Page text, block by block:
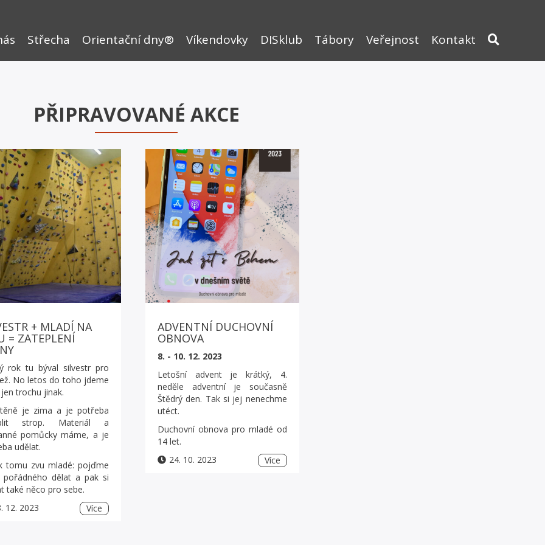
Střecha Orientační dny® Víkendovky DISklub Tábory Veřejnost Kontakt
PŘIPRAVOVANÉ AKCE
+ MLADÍ NA
= ZATEPLENÍ
rok tu býval silvestr pro
No letos do toho jdeme
trochu jinak.
je zima a je potřeba
strop. Materiál a
pomůcky máme, a je
udělat.
tomu zvu mladé: pojďme
pořádného dělat a pak si
také něco pro sebe.
12. 2023
Více
ADVENTNÍ DUCHOVNÍ
OBNOVA
8. - 10. 12. 2023
Letošní advent je krátký, 4.
neděle adventní je současně
Štědrý den. Tak si jej nenechme
utéct.
Duchovní obnova pro mladé od
14 let.
24. 10. 2023
Více